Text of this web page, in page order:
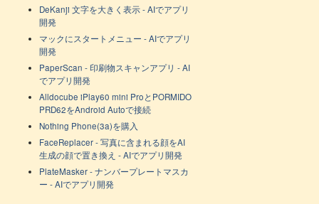
DeKanji 文字を大きく表示 - AIでアプリ
開発
マックにスタートメニュー - AIでアプリ
開発
PaperScan - 印刷物スキャンアプリ - AI
でアプリ開発
Alldocube iPlay60 mini ProとPORMIDO
PRD62をAndroid Autoで接続
Nothing Phone(3a)を購入
FaceReplacer - 写真に含まれる顔をAI
生成の顔で置き換え - AIでアプリ開発
PlateMasker - ナンバープレートマスカ
ー - AIでアプリ開発